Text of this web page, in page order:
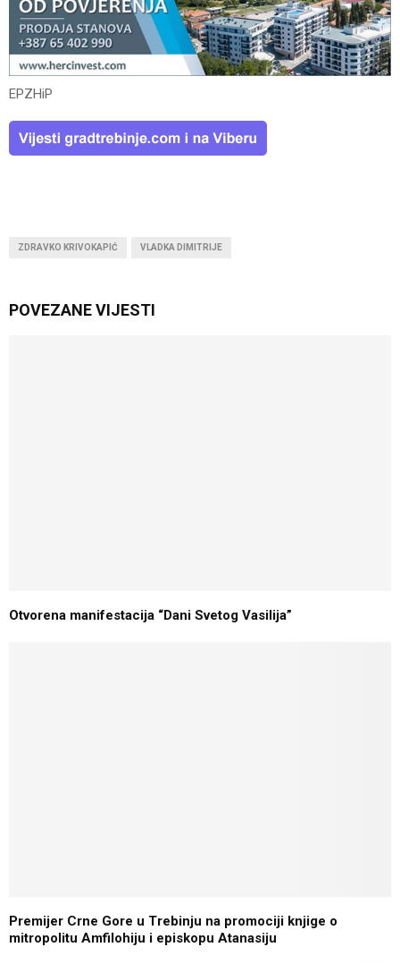
EPZHiP
ZDRAVKO KRIVOKAPIĆ VLADKA DIMITRIJE
POVEZANE VIJESTI
Otvorena manifestacija “Dani Svetog Vasilija”
Premijer Crne Gore u Trebinju na promociji knjige o
mitropolitu Amfilohiju i episkopu Atanasiju